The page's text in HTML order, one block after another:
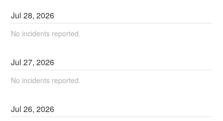
Jul28,2026
No incidents reported.
Jul27,2026
No incidents reported.
Jul26,2026